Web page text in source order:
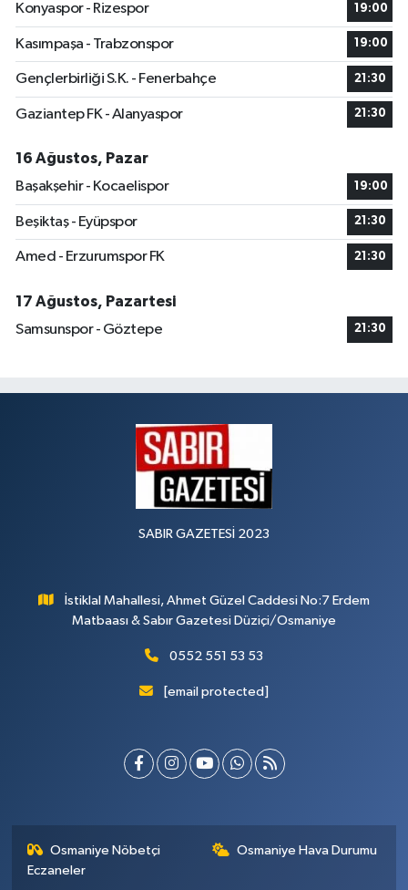
Konyaspor - Rizespor
19:00
Kasımpaşa - Trabzonspor 19:00
Gençlerbirliği S.K. - Fenerbahçe 21:30
Gaziantep FK - Alanyaspor 21:30
16 Ağustos, Pazar
Başakşehir - Kocaelispor
19:00
Beşiktaş - Eyüpspor 21:30
Amed - Erzurumspor FK 21:30
17 Ağustos, Pazartesi
Samsunspor - Göztepe
21:30
SABIR GAZETESİ 2023
İstiklal Mahallesi, Ahmet Güzel Caddesi No:7 Erdem
Matbaası & Sabır Gazetesi Düziçi/Osmaniye
0552 551 53 53
[email protected]
Osmaniye Nöbetçi
Eczaneler
Osmaniye Hava Durumu